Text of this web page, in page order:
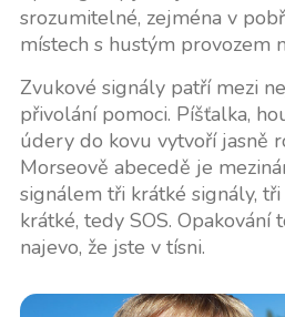
srozumitelné, zejména v
místech s hustým provozem
Zvukové signály patří mezi
přivolání pomoci. Píšťalka,
údery do kovu vytvoří jasně
Morseově abecedě je
signálem tři krátké signály,
krátké, tedy SOS. Opakování
najevo, že jste v tísni.